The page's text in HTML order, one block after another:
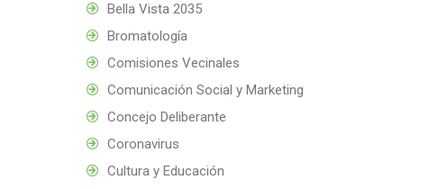
Bella Vista 2035
Bromatología
Comisiones Vecinales
Comunicación Social y Marketing
Concejo Deliberante
Coronavirus
Cultura y Educación